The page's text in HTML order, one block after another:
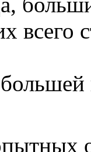
всего